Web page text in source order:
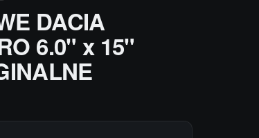
DACIA
6.0" x 15"